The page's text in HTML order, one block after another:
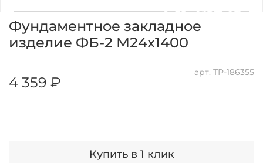
арт. ТР-186355
Фундаментное закладное
изделие ФБ-2 М24х1400
4 359 ₽
Купить в 1 клик